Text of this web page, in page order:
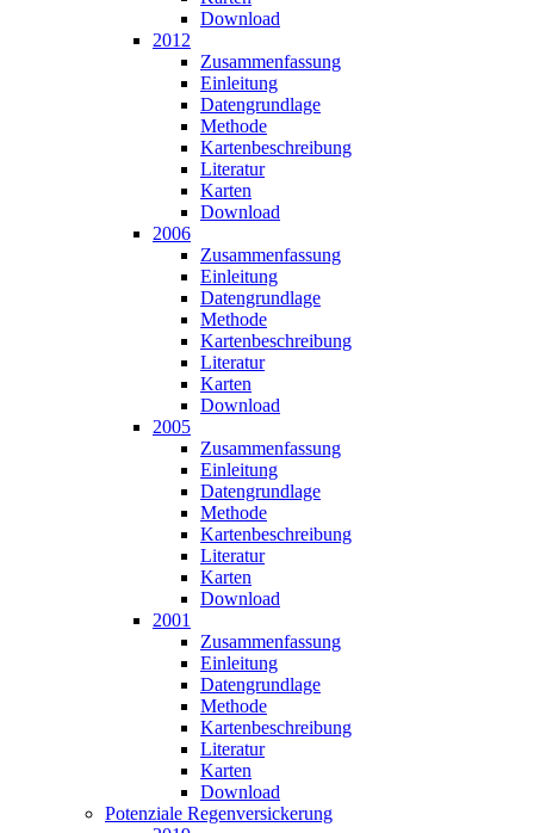
Download
2012
Zusammen­fassung
Einleitung
Datengrundlage
Methode
Karten­beschreibung
Literatur
Karten
Download
2006
Zusammen­fassung
Einleitung
Datengrundlage
Methode
Karten­beschreibung
Literatur
Karten
Download
2005
Zusammen­fassung
Einleitung
Datengrundlage
Methode
Karten­beschreibung
Literatur
Karten
Download
2001
Zusammen­fassung
Einleitung
Datengrundlage
Methode
Karten­beschreibung
Literatur
Karten
Download
Potenziale Regenversickerung